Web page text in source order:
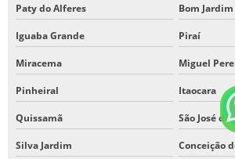
Paty do Alferes Bom Jardim
Iguaba Grande Piraí
Miracema Miguel
Pinheiral Itaocara
Quissamã São José
Silva Jardim Conceição